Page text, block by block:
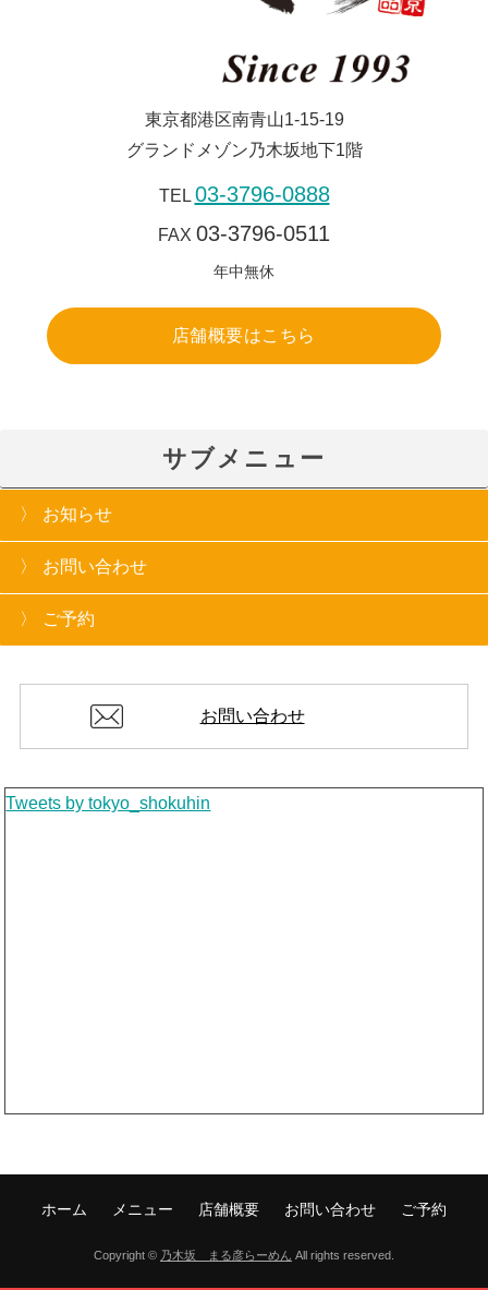
東京都港区南青山1-15-19
グランドメゾン乃木坂地下1階
TEL 03-3796-0888
FAX 03-3796-0511
年中無休
店舗概要はこちら
サブメニュー
お知らせ
お問い合わせ
ご予約
お問い合わせ
Tweets by tokyo_shokuhin
ホーム メニュー 店舗概要 お問い合わせ ご予約
Copyright © 乃木坂 まる彦らーめん All rights reserved.